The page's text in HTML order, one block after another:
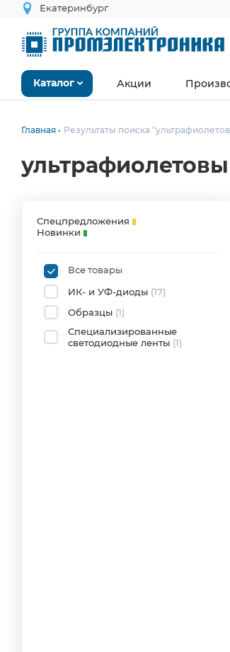
Екатеринбург
Каталог Акции
Главная Результаты поиска
Спецпредложения
Новинки
Все товары
ИК- и УФ-диоды (17)
Образцы (1)
Специализированные
светодиодные ленты (1)